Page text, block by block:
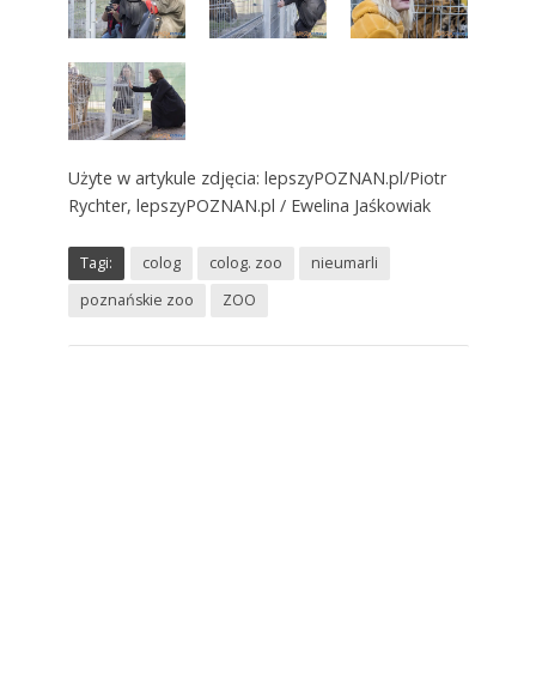
Użyte w artykule zdjęcia: lepszyPOZNAN.pl/Piotr
Rychter, lepszyPOZNAN.pl / Ewelina Jaśkowiak
Tagi: colog colog. zoo
nieumarli
poznańskie zoo
ZOO